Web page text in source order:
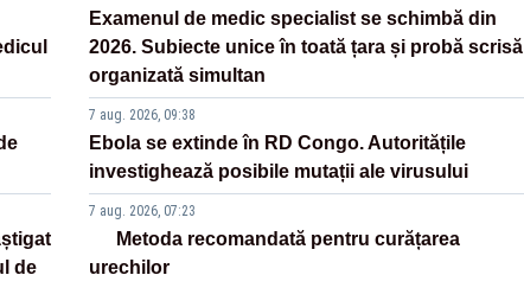
de
Examenul de medic specialist se schimbă din
2026. Subiecte unice în toată țara și probă scrisă
organizată simultan
7 aug. 2026, 09:38
Ebola se extinde în RD Congo. Autoritățile
investighează posibile mutații ale virusului
7 aug. 2026, 07:23
Metoda recomandată pentru curățarea
urechilor